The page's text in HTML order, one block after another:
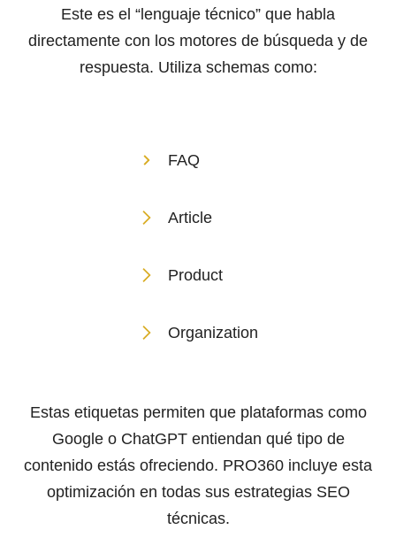
Este es el “lenguaje técnico” que habla
directamente con los motores de búsqueda y de
respuesta. Utiliza schemas como:
FAQ
Article
Product
Organization
Estas etiquetas permiten que plataformas como
Google o ChatGPT entiendan qué tipo de
contenido estás ofreciendo. PRO360 incluye esta
optimización en todas sus estrategias SEO
técnicas.